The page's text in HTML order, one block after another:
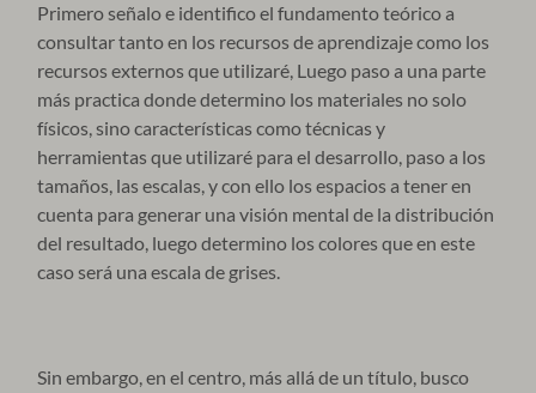
Primero señalo e identifico el fundamento teórico a
consultar tanto en los recursos de aprendizaje como los
recursos externos que utilizaré, Luego paso a una parte
más practica donde determino los materiales no solo
físicos, sino características como técnicas y
herramientas que utilizaré para el desarrollo, paso a los
tamaños, las escalas, y con ello los espacios a tener en
cuenta para generar una visión mental de la distribución
del resultado, luego determino los colores que en este
caso será una escala de grises.
Sin embargo, en el centro, más allá de un título, busco